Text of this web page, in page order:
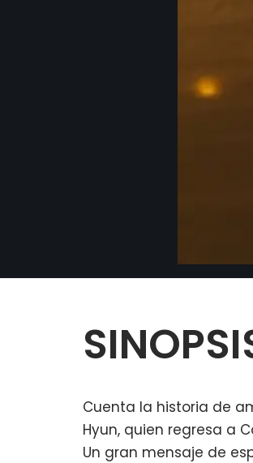
Cuenta la historia de
Hyun, quien regresa a
Un gran mensaje de